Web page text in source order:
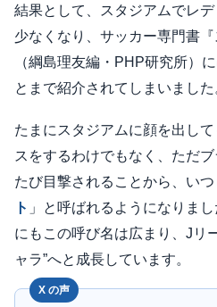
結果として、スタジアムでレ
少なくなり、サッカー専門書『
（綱島理友編・PHP研究所）に
とまで紹介されてしまいました
たまにスタジアムに顔を出し
スをするわけでもなく、ただ
たび目撃されることから、い
ト 」と呼ばれるようになりま
にもこの呼び名は広まり、Jリ
ャラ”へと成長しています。